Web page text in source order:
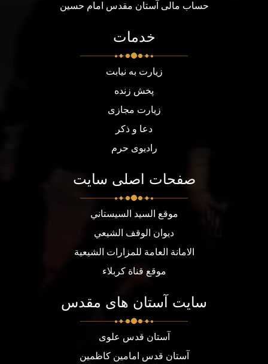
حساب مالی آستان مقدس امام حسین
خدمات
زیارت به نیابت
پخش زنده
زیارت مجازی
دعا و ذکر
رادیوی حرم
صفحات اصلی سایت
موقع السيد السيستاني
ديوان الوقف الشيعي
الامانة العامة للمزارات الشيعية
موقع قناة كربلاء
سایت آستان های مقدس
آستان قدس علوی
آستان قدس امامین کاظمین